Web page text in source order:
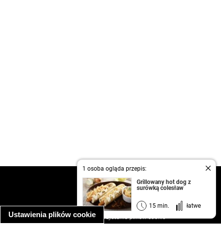
Ustawienia plików cookie
1 osoba ogląda przepis:
Grillowany hot dog z
surówką colesław
15 min. łatwe
kontakt
regulamin
informacja o prywatności
informacja o wykorzystaniu plików cookie